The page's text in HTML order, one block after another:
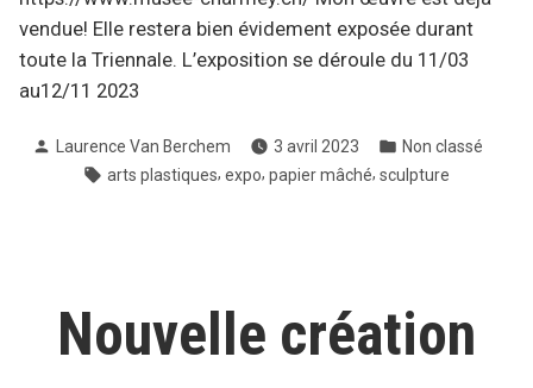
vendue! Elle restera bien évidement exposée durant
toute la Triennale. L’exposition se déroule du 11/03
au12/11 2023
Publié
Laurence Van Berchem 3 avril 2023
Publié
dans
Non classé
Étiquettes :
arts plastiques, expo, papier mâché, sculpture
Nouvelle création